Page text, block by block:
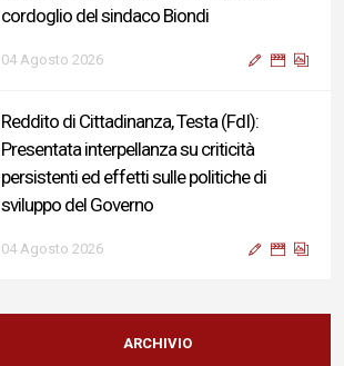
cordoglio del sindaco Biondi
04 Agosto 2026
Reddito di Cittadinanza, Testa (FdI):
Presentata interpellanza su criticità
persistenti ed effetti sulle politiche di
sviluppo del Governo
04 Agosto 2026
Sigismondi, Liris e Testa: “Profondo
cordoglio e vicinanza al Ministro Roccella e
ARCHIVIO